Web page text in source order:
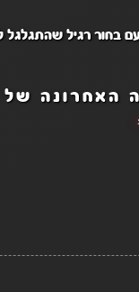
עם בחור רגיל
האחרונה של